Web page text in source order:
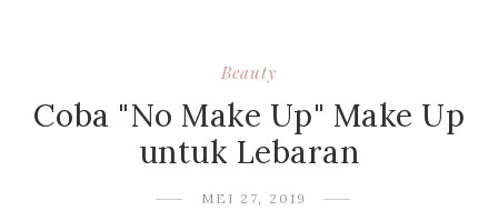
Beauty
Coba "No Make Up" Make Up
untuk Lebaran
MEI 27, 2019